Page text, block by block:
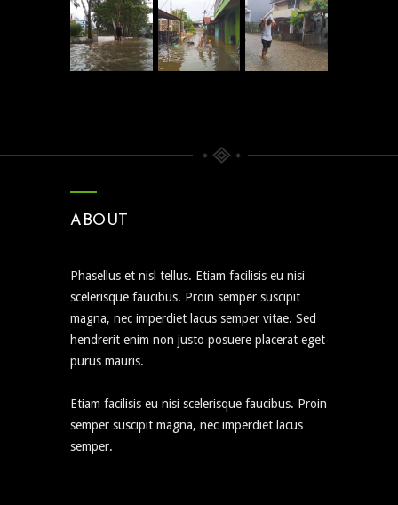
ABOUT
Phasellus et nisl tellus. Etiam facilisis eu nisi
scelerisque faucibus. Proin semper suscipit
magna, nec imperdiet lacus semper vitae. Sed
hendrerit enim non justo posuere placerat eget
purus mauris.
Etiam facilisis eu nisi scelerisque faucibus. Proin
semper suscipit magna, nec imperdiet lacus
semper.